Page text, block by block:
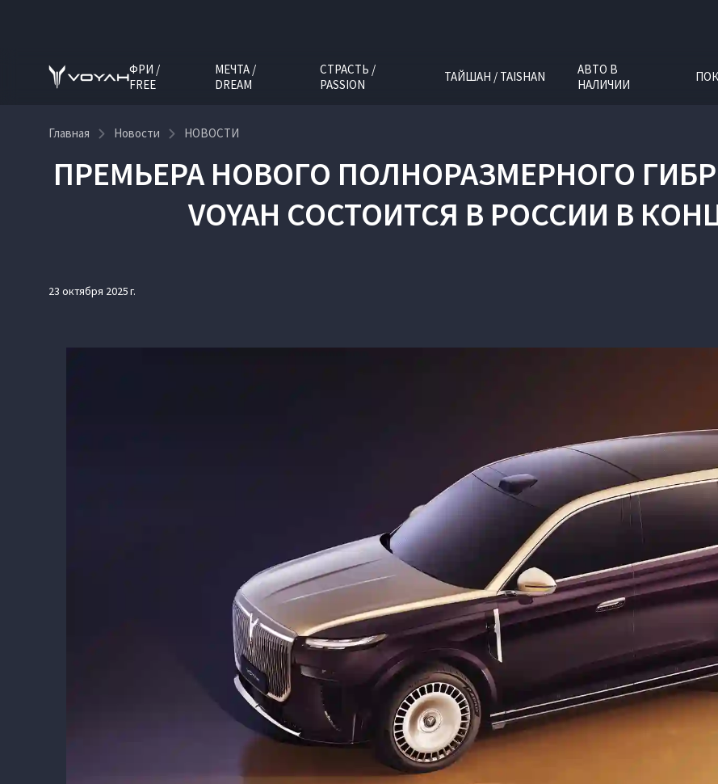
ФРИ /
FREE
МЕЧТА /
DREAM
СТРАСТЬ /
PASSION
ТАЙШАН / TAISHAN
АВТО В
НАЛИЧИИ
Главная Новости НОВОСТИ
ПРЕМЬЕРА НОВОГО ПОЛНОРАЗМЕРНОГО
VOYAH СОСТОИТСЯ В РОССИИ В
23 октября 2025 г.